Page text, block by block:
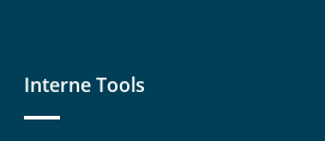
Interne Tools